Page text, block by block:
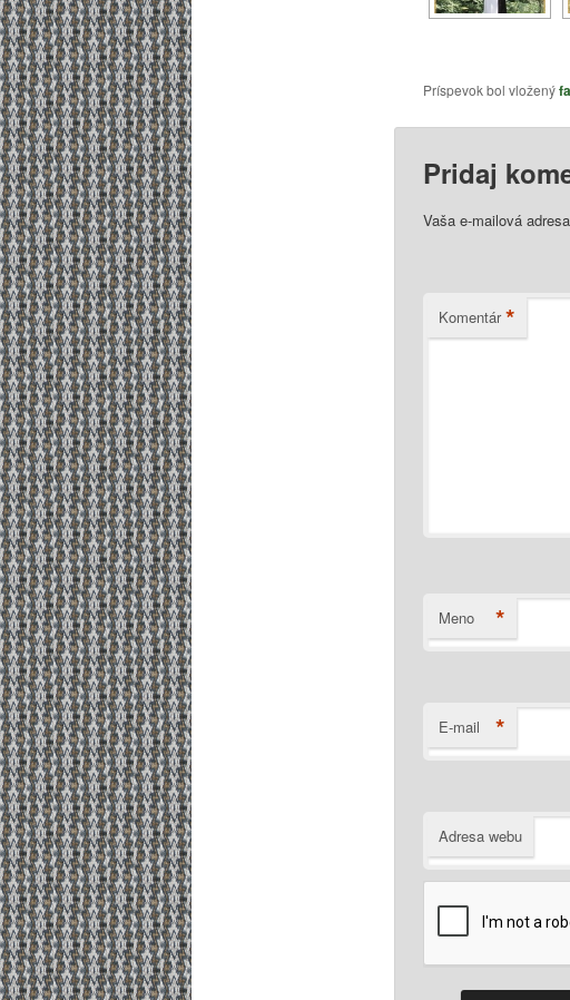
Príspevok bol vložený
Pridaj
Vaša e-mailová
Komentár *
Meno *
E-mail *
Adresa webu